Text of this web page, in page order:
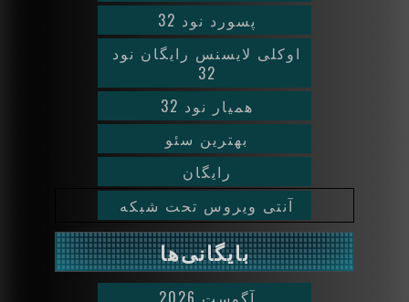
پسورد نود 32
اوکلی لایسنس رایگان نود
32
همیار نود 32
بهترین سئو
رایگان
آنتی ویروس تحت شبکه
بایگانی‌ها